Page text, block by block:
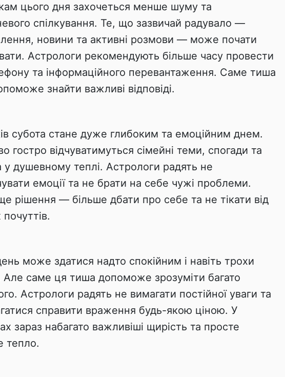
цього дня захочеться менше шуму та
спілкування. Те, що зазвичай радувало —
новини та активні розмови — може почати
Астрологи рекомендують більше часу провести
та інформаційного перевантаження. Саме тиша
знайти важливі відповіді.
субота стане дуже глибоким та емоційним днем.
гостро відчуватимуться сімейні теми, спогади та
у душевному теплі. Астрологи радять не
емоції та не брати на себе чужі проблеми.
рішення — більше дбати про себе та не тікати від
може здатися надто спокійним і навіть трохи
Але саме ця тиша допоможе зрозуміти багато
Астрологи радять не вимагати постійної уваги та
справити враження будь-якою ціною. У
зараз набагато важливіші щирість та просте
тепло.